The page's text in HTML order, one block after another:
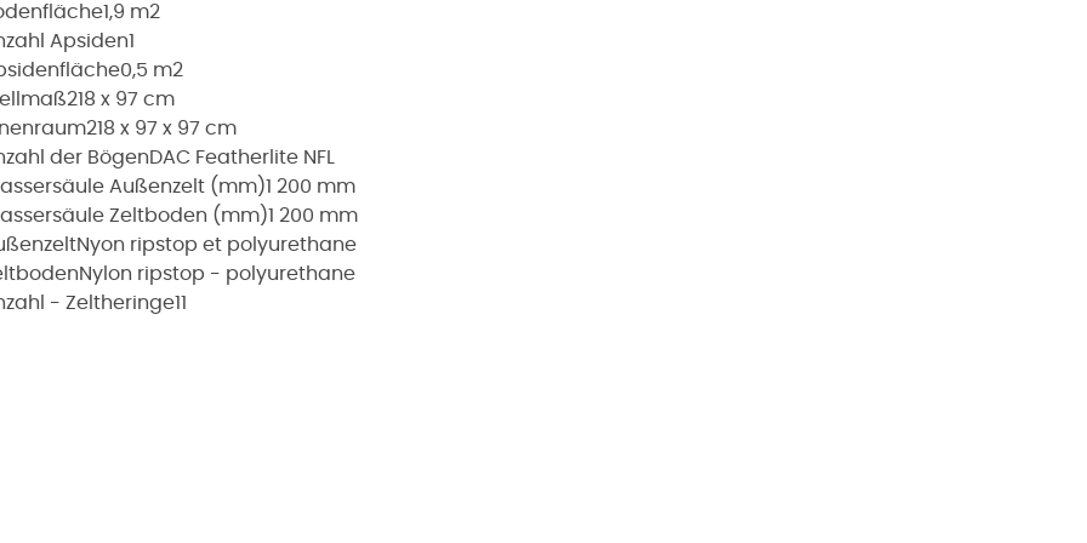
1,9 m2
Apsiden1
0,5 m2
218 x 97 cm
218 x 97 x 97 cm
der BögenDAC Featherlite NFL
Außenzelt (mm)1 200 mm
Zeltboden (mm)1 200 mm
Nyon ripstop et polyurethane
Nylon ripstop - polyurethane
- Zeltheringe11